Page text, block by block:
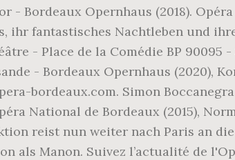
- Bordeaux Opernhaus (2018).
ihr fantastisches Nachtleben und
- Place de la Comédie BP 90095
- Bordeaux Opernhaus (2020),
bordeaux.com. Simon
National de Bordeaux (2015),
reist nun weiter nach Paris an
als Manon. Suivez l’actualité de